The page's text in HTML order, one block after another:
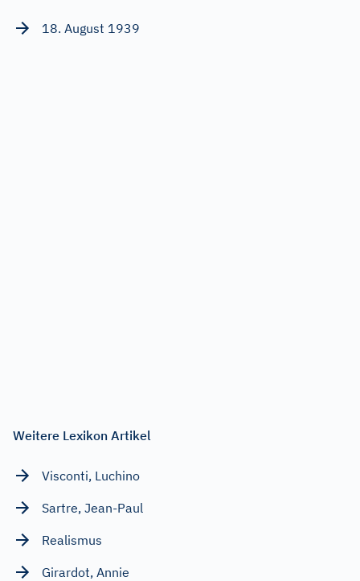
18. August 1939
Weitere Lexikon Artikel
Visconti, Luchino
Sartre, Jean-Paul
Realismus
Girardot, Annie